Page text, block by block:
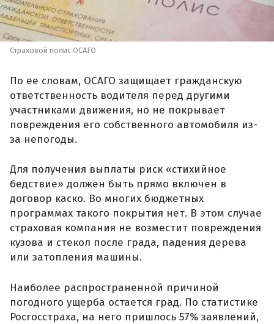
Страховой полис ОСАГО
По ее словам, ОСАГО защищает гражданскую
ответственность водителя перед другими
участниками движения, но не покрывает
повреждения его собственного автомобиля из-
за непогоды.
Для получения выплаты риск «стихийное
бедствие» должен быть прямо включен в
договор каско. Во многих бюджетных
программах такого покрытия нет. В этом случае
страховая компания не возместит повреждения
кузова и стекол после града, падения дерева
или затопления машины.
Наиболее распространенной причиной
погодного ущерба остается град. По статистике
Росгосстраха, на него пришлось 57% заявлений,